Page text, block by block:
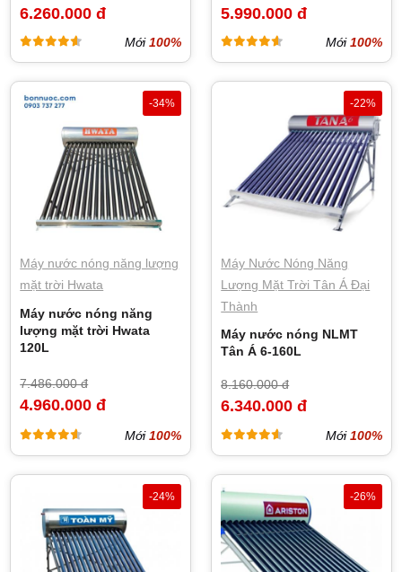
6.260.000 đ
Mới100%
5.990.000 đ
Mới100%
-34%
Máy nước nóng năng lượng
mặt trời Hwata
Máy nước nóng năng
lượng mặt trời Hwata
120L
7.486.000 đ
4.960.000 đ
Mới100%
-22%
Máy Nước Nóng Năng
Lượng Mặt Trời Tân Á Đại
Thành
Máy nước nóng NLMT
Tân Á 6-160L
8.160.000 đ
6.340.000 đ
Mới100%
-24% -26%